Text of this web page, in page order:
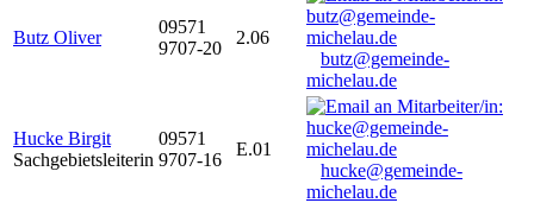
Butz Oliver
09571
9707-20
2.06
butz@gemeinde-
michelau.de
Hucke Birgit
Sachgebietsleiterin
09571
9707-16
E.01
hucke@gemeinde-
michelau.de